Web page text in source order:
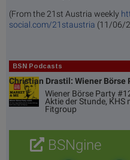
(From the 21st Austria weekly
social.com/21staustria (11/06/
BSN Podcasts
Christian Drastil: Wiener Börse
Wiener Börse Party
Aktie der Stunde, KHS
Fitgroup
BSNgine